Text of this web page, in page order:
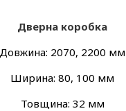
Дверна коробка
Довжина: 2070, 2200 мм
Ширина: 80, 100 мм
Товщина: 32 мм